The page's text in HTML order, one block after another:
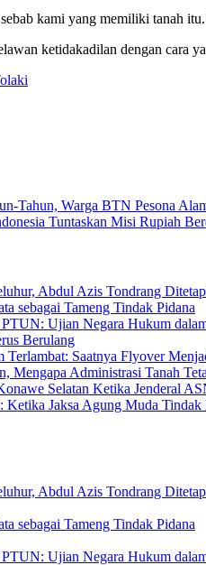
kami yang memiliki tanah
ketidakadilan dengan cara
Tahun, Warga BTN Pesona
Tuntaskan Misi Rupiah
Abdul Azis Tondrang
sebagai Tameng Tindak Pidana
Ujian Negara Hukum
Berulang
Terlambat: Saatnya Flyover
Mengapa Administrasi Tanah
Selatan Ketika Jenderal
Jaksa Agung Muda
Abdul Azis Tondrang
sebagai Tameng Tindak Pidana
Ujian Negara Hukum